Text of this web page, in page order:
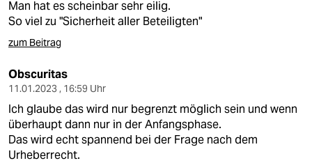
Man hat es scheinbar sehr eilig.
So viel zu "Sicherheit aller Beteiligten"
zum Beitrag
Obscuritas
11.01.2023 , 16:59 Uhr
Ich glaube das wird nur begrenzt möglich sein und wenn
überhaupt dann nur in der Anfangsphase.
Das wird echt spannend bei der Frage nach dem
Urheberrecht.